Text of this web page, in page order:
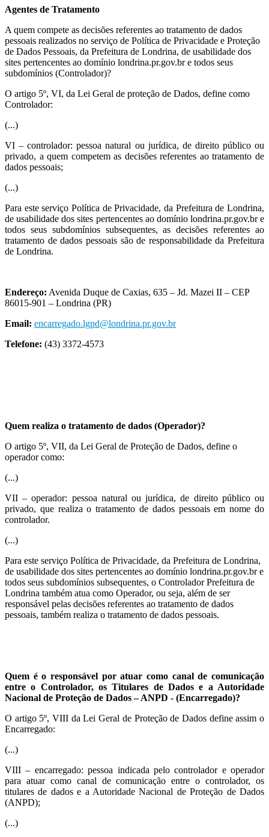
Agentes de Tratamento
A quem compete as decisões referentes ao tratamento de dados
pessoais realizados no serviço de Política de Privacidade e Proteção
de Dados Pessoais, da Prefeitura de Londrina, de usabilidade dos
sites pertencentes ao domínio londrina.pr.gov.br e todos seus
subdomínios (Controlador)?
O artigo 5º, VI, da Lei Geral de proteção de Dados, define como
Controlador:
(...)
VI – controlador: pessoa natural ou jurídica, de direito público ou
privado, a quem competem as decisões referentes ao tratamento de
dados pessoais;
(...)
Para este serviço Política de Privacidade, da Prefeitura de Londrina,
de usabilidade dos sites pertencentes ao domínio londrina.pr.gov.br e
todos seus subdomínios subsequentes, as decisões referentes ao
tratamento de dados pessoais são de responsabilidade da Prefeitura
de Londrina.
Endereço: Avenida Duque de Caxias, 635 – Jd. Mazei II – CEP
86015-901 – Londrina (PR)
Email: encarregado.lgpd@londrina.pr.gov.br
Telefone: (43) 3372-4573
Quem realiza o tratamento de dados (Operador)?
O artigo 5º, VII, da Lei Geral de Proteção de Dados, define o
operador como:
(...)
VII – operador: pessoa natural ou jurídica, de direito público ou
privado, que realiza o tratamento de dados pessoais em nome do
controlador.
(...)
Para este serviço Política de Privacidade, da Prefeitura de Londrina,
de usabilidade dos sites pertencentes ao domínio londrina.pr.gov.br e
todos seus subdomínios subsequentes, o Controlador Prefeitura de
Londrina também atua como Operador, ou seja, além de ser
responsável pelas decisões referentes ao tratamento de dados
pessoais, também realiza o tratamento de dados pessoais.
Quem é o responsável por atuar como canal de comunicação
entre o Controlador, os Titulares de Dados e a Autoridade
Nacional de Proteção de Dados – ANPD - (Encarregado)?
O artigo 5º, VIII da Lei Geral de Proteção de Dados define assim o
Encarregado:
(...)
VIII – encarregado: pessoa indicada pelo controlador e operador
para atuar como canal de comunicação entre o controlador, os
titulares de dados e a Autoridade Nacional de Proteção de Dados
(ANPD);
(...)